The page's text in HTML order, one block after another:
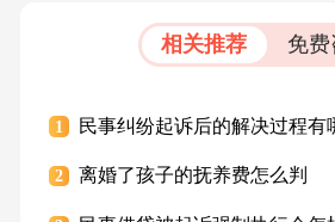
相关推荐 免费
1 民事纠纷起诉后的解决过程有
2 离婚了孩子的抚养费怎么判